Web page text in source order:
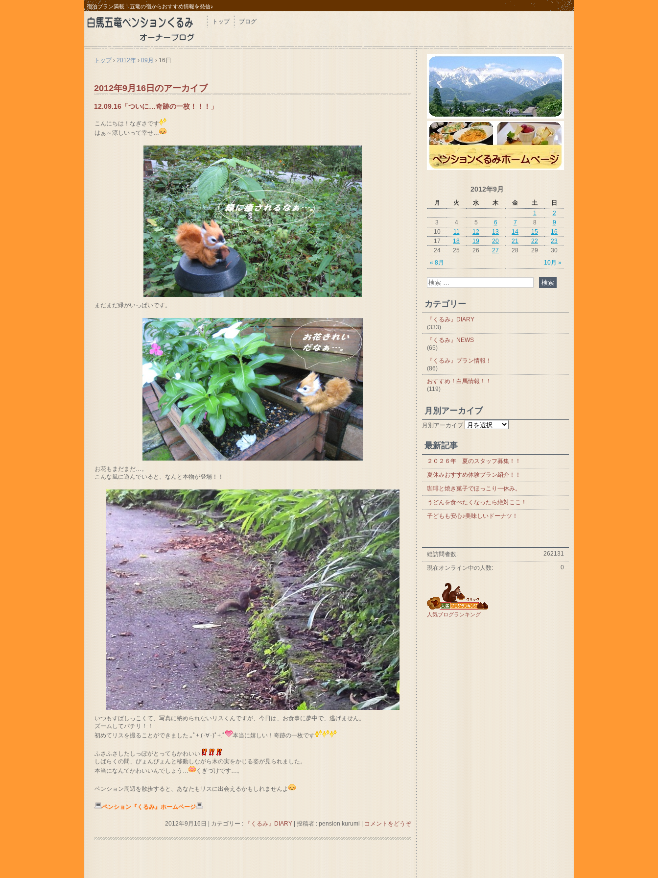
宿泊プラン満載！五竜の宿からおすすめ情報を発信♪
トップ ブログ
トップ › 2012年 › 09月 › 16日
2012年9月16日 のアーカイブ
12.09.16「ついに…奇跡の一枚！！！」
こんにちは！なぎさです
はぁ～涼しいって幸せ…
まだまだ緑がいっぱいです。
お花もまだまだ…。
こんな風に遊んでいると、なんと本物が登場！！
いつもすばしっこくて、写真に納められないリスくんですが、今日は、お食事に夢中で、逃げません。
ズームしてパチリ！！
初めてリスを撮ることができました.｡ﾟ+.(･∀･)ﾟ+.ﾟ
本当に嬉しい！奇跡の一枚です
ふさふさしたしっぽがとってもかわいい
しばらくの間、ぴょんぴょんと移動しながら木の実をかじる姿が見られました。
本当になんてかわいいんでしょう…
くぎづけです…。
ペンション周辺を散歩すると、あなたもリスに出会えるかもしれませんよ
ペンション『くるみ』ホームページ
2012年9月16日 カテゴリー : 『くるみ』DIARY 投稿者 : pension kurumi コメントをどうぞ
2012年9月
月 火 水 木 金 土 日
« 8月 10月 »
1
2
3
4 5 6 7 8
9
10
11 12 13 14 15
16
17
18 19 20 21 22
23
24
25 26 27 28 29 30
カテゴリー
『くるみ』DIARY
(333)
『くるみ』NEWS
(65)
『くるみ』プラン情報！
(86)
おすすめ！白馬情報！！
(119)
月別アーカイブ
月別アーカイブ
最新記事
２０２６年 夏のスタッフ募集！！
夏休みおすすめ体験プラン紹介！！
珈琲と焼き菓子でほっこり一休み。
うどんを食べたくなったら絶対ここ！
子どもも安心♪美味しいドーナツ！
262131
総訪問者数:
0
現在オンライン中の人数:
人気ブログランキング